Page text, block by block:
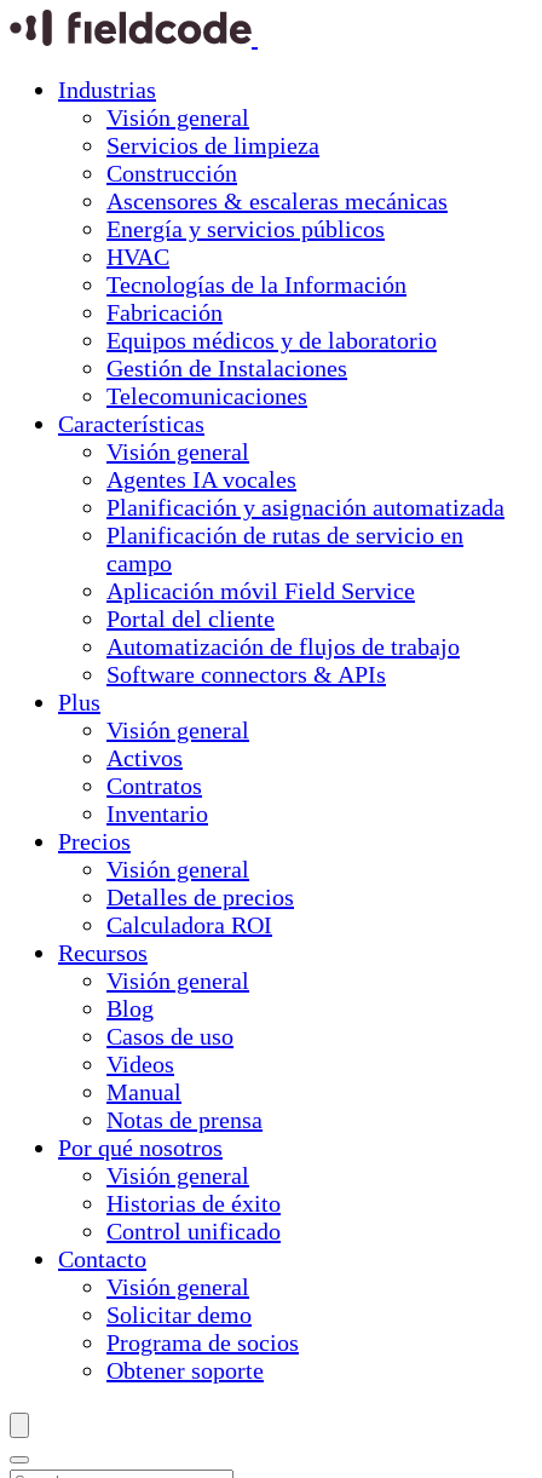
Industrias
Visión general
Servicios de limpieza
Construcción
Ascensores & escaleras mecánicas
Energía y servicios públicos
HVAC
Tecnologías de la Información
Fabricación
Equipos médicos y de laboratorio
Gestión de Instalaciones
Telecomunicaciones
Características
Visión general
Agentes IA vocales
Planificación y asignación automatizada
Planificación de rutas de servicio en
campo
Aplicación móvil Field Service
Portal del cliente
Automatización de flujos de trabajo
Software connectors & APIs
Plus
Visión general
Activos
Contratos
Inventario
Precios
Visión general
Detalles de precios
Calculadora ROI
Recursos
Visión general
Blog
Casos de uso
Videos
Manual
Notas de prensa
Por qué nosotros
Visión general
Historias de éxito
Control unificado
Contacto
Visión general
Solicitar demo
Programa de socios
Obtener soporte